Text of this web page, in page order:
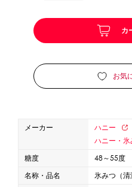
シロップ 冷凍フルーツ
その他の機
カ
お気
メーカー
ハニー
ハニー・氷
糖度
48～55度
名称・品名
氷みつ（清